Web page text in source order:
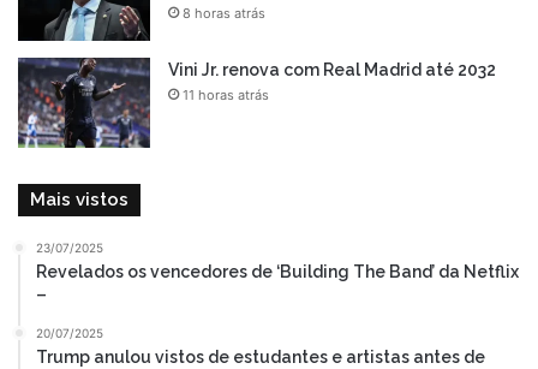
8 horas atrás
Vini Jr. renova com Real Madrid até 2032
11 horas atrás
Mais vistos
23/07/2025
Revelados os vencedores de ‘Building The Band’ da Netflix
–
20/07/2025
Trump anulou vistos de estudantes e artistas antes de